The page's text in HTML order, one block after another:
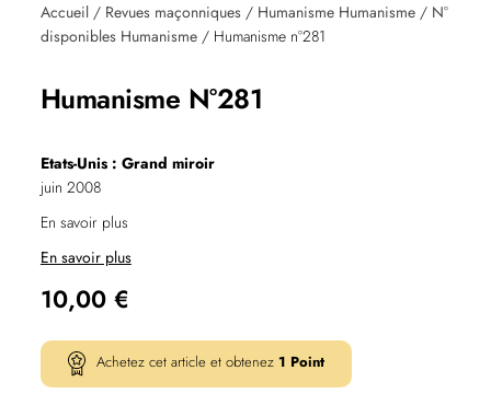
Accueil/ Revues maçonniques/ Humanisme Humanisme/ N°
disponibles Humanisme/ Humanisme n°281
Humanisme N°281
Etats-Unis : Grand miroir
juin 2008
En savoir plus
En savoir plus
10,00 €
Achetez cet article et obtenez 1 Point